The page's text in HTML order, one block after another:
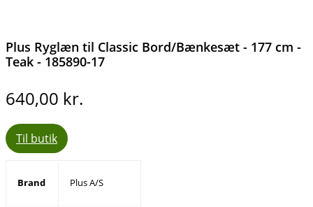
Plus Ryglæn til Classic Bord/Bænkesæt - 177 cm -
Teak - 185890-17
640,00 kr.
Til butik
Brand Plus A/S